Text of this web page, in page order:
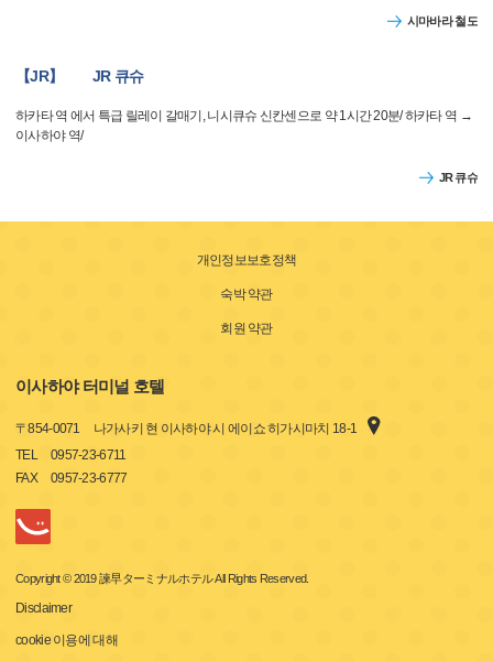
시마바라 철도
【JR】 JR 큐슈
하카타 역 에서 특급 릴레이 갈매기, 니시큐슈 신칸센으로 약 1시간 20분/ 하카타 역 →
이사하야 역/
JR 큐슈
개인정보보호정책
숙박 약관
회원 약관
이사하야 터미널 호텔
〒854-0071
나가사키 현 이사하야 시 에이쇼 히가시마치 18-1
TEL
0957-23-6711
FAX
0957-23-6777
Copyright © 2019 諫早ターミナルホテル All Rights Reserved.
Disclaimer
cookie 이용에 대해